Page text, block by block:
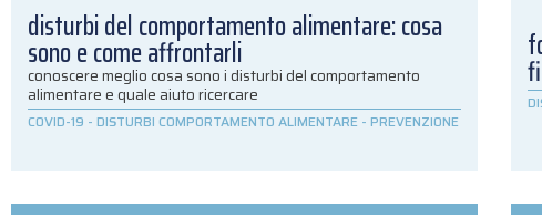
disturbi del comportamento alimentare: cosa
sono e come affrontarli
conoscere meglio cosa sono i disturbi del comportamento
alimentare e quale aiuto ricercare
COVID-19 - DISTURBI COMPORTAMENTO ALIMENTARE - PREVENZIONE